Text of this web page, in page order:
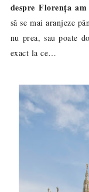
despre Florența
să se mai aranjeze
nu prea, sau poate
exact la ce…